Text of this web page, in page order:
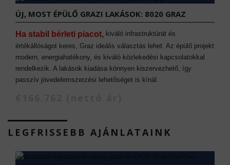
ÚJ, MOST ÉPÜLŐ GRAZI LAKÁSOK: 8020 GRAZ
Ha stabil bérleti piacot, kiváló infrastruktúrát és
értékállóságot keres, Graz ideális választás lehet. Az épülő projekt
modern, energiahatékony, és kiváló közlekedési kapcsolatokkal
rendelkezik. A lakások kiadása könnyen kiszervezhető, így
passzív jövedelemszerzési lehetőséget is kínál.
LEGFRISSEBB AJÁNLATAINK